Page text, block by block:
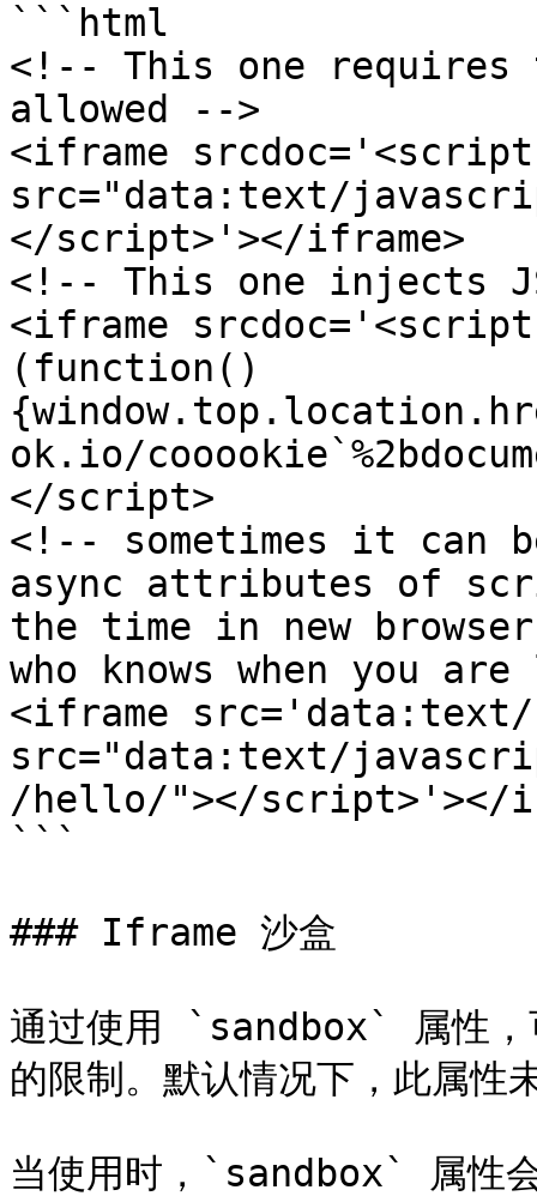
```html
<!-- This one requires
allowed -->
<iframe srcdoc='<script
src="data:text/
</script>'></iframe>
<!-- This one injects
<iframe
(function()
ok.io/
</script>
<!-- sometimes it can
async attributes of
the time in new
who knows when you
<iframe
src="data:text/
/hello/"></script>'></
```
### Iframe 沙盒
通过使用 `sandbox` 属性
的限制。默认情况下，此属性
当使用时，`sandbox` 属性